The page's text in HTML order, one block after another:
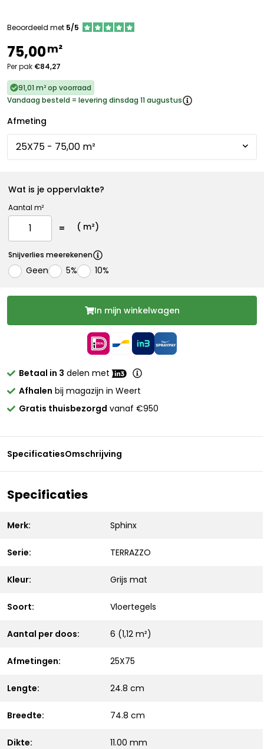
Beoordeeld met 5/5
75,00m²
Per pak €84,27
91,01 m² op voorraad
Vandaag besteld = levering dinsdag 11 augustus
Afmeting
Wat is je oppervlakte?
Aantal m²
( m²)
Snijverlies meerekenen
Geen 5% 10%
In mijn winkelwagen
Betaal in 3 delen met
Afhalen bij magazijn in Weert
Gratis thuisbezorgd vanaf €950
SpecificatiesOmschrijving
Specificaties
Merk: Sphinx
Serie: TERRAZZO
Kleur: Grijs mat
Soort: Vloertegels
Aantal per doos: 6 (1,12 m²)
Afmetingen: 25X75
Lengte: 24.8 cm
Breedte: 74.8 cm
Dikte: 11.00 mm